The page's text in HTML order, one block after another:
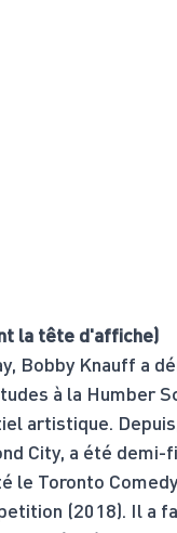
la tête d'affiche)
Bobby Knauff a
à la Humber
artistique.
City, a été
le Toronto
(2018). Il a